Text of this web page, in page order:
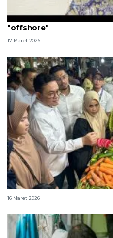
Pasar domestik libur, BI
"offshore"
17 Maret 2026
Mendag: Harga bahan
16 Maret 2026